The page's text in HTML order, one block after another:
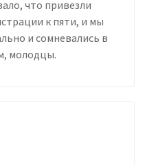
что привезли
к пяти, и мы
и сомневались в
молодцы.